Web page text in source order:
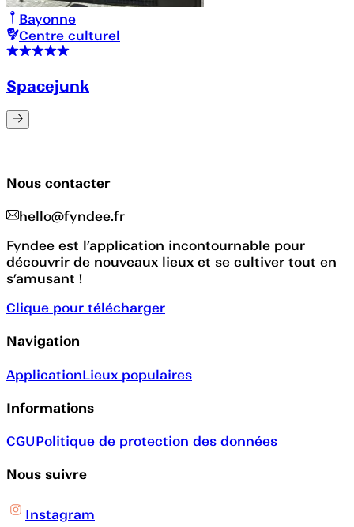
Bayonne
Centre culturel
Spacejunk
Nous contacter
hello@fyndee.fr
Fyndee est l’application incontournable pour
découvrir de nouveaux lieux et se cultiver tout en
s’amusant !
Clique pour télécharger
Navigation
ApplicationLieux populaires
Informations
CGUPolitique de protection des données
Nous suivre
Instagram